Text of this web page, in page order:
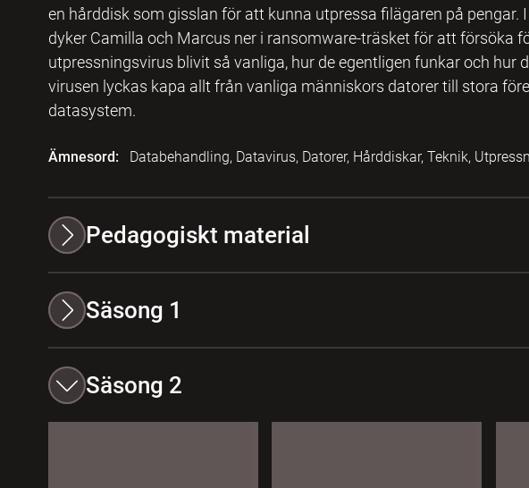
en hårddisk som gisslan för att kunna utpressa filägaren på pengar.
dyker Camilla och Marcus ner i ransomware-träsket för att försöka
utpressningsvirus blivit så vanliga, hur de egentligen funkar och hur
virusen lyckas kapa allt från vanliga människors datorer till stora
datasystem.
Ämnesord: Databehandling, Datavirus, Datorer, Hårddiskar, Teknik,
Pedagogiskt material
Säsong 1
Säsong 2